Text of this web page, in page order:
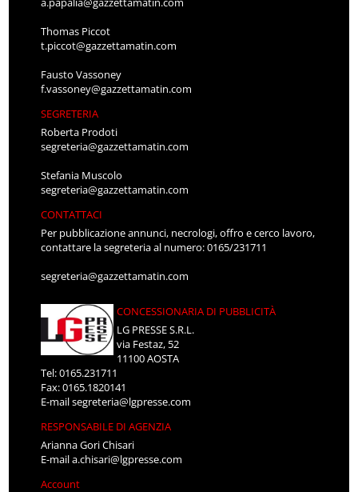
Thomas Piccot
t.piccot@gazzettamatin.com
Fausto Vassoney
f.vassoney@gazzettamatin.com
SEGRETERIA
Roberta Prodoti
segreteria@gazzettamatin.com
Stefania Muscolo
segreteria@gazzettamatin.com
CONTATTACI
Per pubblicazione annunci, necrologi, offro e cerco lavoro,
contattare la segreteria al numero: 0165/231711
segreteria@gazzettamatin.com
CONCESSIONARIA DI PUBBLICITÀ
LG PRESSE S.R.L.
via Festaz, 52
11100 AOSTA
Tel: 0165.231711
Fax: 0165.1820141
E-mailsegreteria@lgpresse.com
RESPONSABILE DI AGENZIA
Arianna Gori Chisari
E-maila.chisari@lgpresse.com
Account